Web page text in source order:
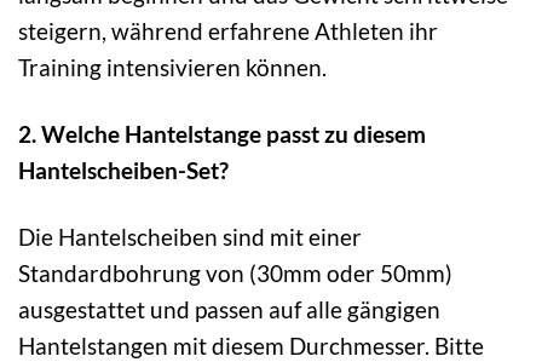
steigern, während erfahrene Athleten ihr
Training intensivieren können.
2. Welche Hantelstange passt zu diesem
Hantelscheiben-Set?
Die Hantelscheiben sind mit einer
Standardbohrung von (30mm oder 50mm)
ausgestattet und passen auf alle gängigen
Hantelstangen mit diesem Durchmesser. Bitte